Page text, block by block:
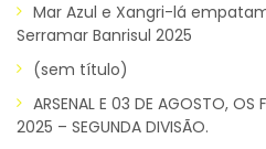
Mar Azul e Xangri-lá
Serramar Banrisul 2025
(sem título)
ARSENAL E 03 DE AGOSTO, OS
2025 – SEGUNDA DIVISÃO.